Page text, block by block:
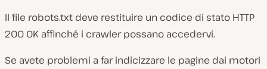
Il file robots.txt deve restituire un codice di stato HTTP
200 OK affinché i crawler possano accedervi.
Se avete problemi a far indicizzare le pagine dai motori